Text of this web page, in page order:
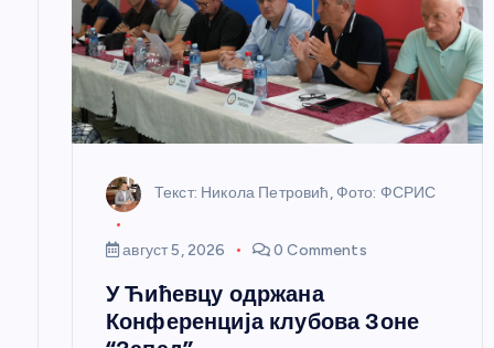
Текст: Никола Петровић, Фото: ФСРИС
август 5, 2026 0 Comments
У Ћићевцу одржана
Конференција клубова Зоне